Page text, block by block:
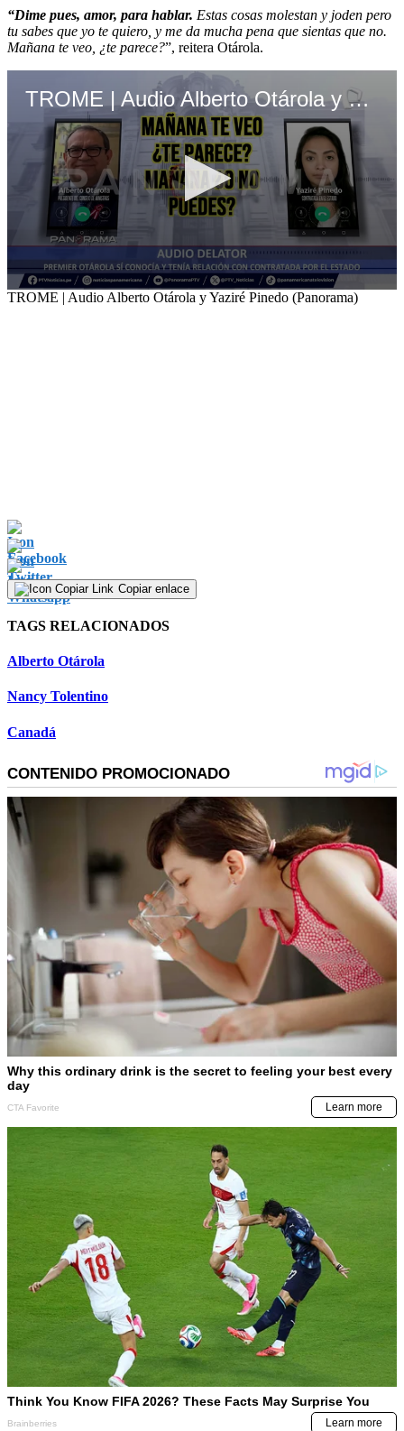
“Dime pues, amor, para hablar. Estas cosas molestan y joden pero
tu sabes que yo te quiero, y me da mucha pena que sientas que no.
Mañana te veo, ¿te parece?”, reitera Otárola.
TROME | Audio Alberto Otárola y Yaziré Pinedo (Panorama)
0
TROME | Audio Alberto Otárola y Yaziré Pinedo (Panorama)
Copiar enlace
TAGS RELACIONADOS
Alberto Otárola
Nancy Tolentino
Canadá